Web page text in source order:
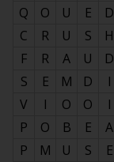
Q
O U E D
C
R U S H
F
R A U D
S
E M D I
V
I O O I
P
O B E A
P
M U S E